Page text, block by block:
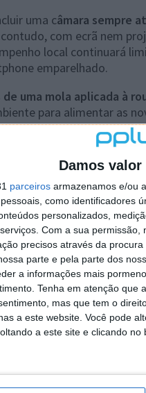
Damos
parceiros armazenamos e/ou
como identificadores
personalizados,
Com a sua permissão,
precisos através da
parte e pela parte dos
a informações mais
Tenha em atenção que
mas que tem o
a este website. Você pode
a este site e clicando
uma câmara sempre
com ecrã nem
local continuará
emparelhado.
uma mola aplicada à
para alimentar as
aavaliar se deve ou
possível lançamento em
dentro da empresa e